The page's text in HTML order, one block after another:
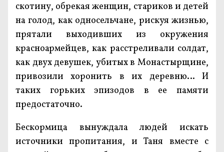
скотину, обрекая женщин, стариков и детей
на голод, как односельчане, рискуя жизнью,
прятали выходивших из окружения
красноармейцев, как расстреливали солдат,
как двух девушек, убитых в Монастырщине,
привозили хоронить в их деревню… И
таких горьких эпизодов в ее памяти
предостаточно.
Бескормица вынуждала людей искать
источники пропитания, и Таня вместе с